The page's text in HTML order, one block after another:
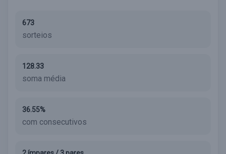
673
sorteios
128.33
soma média
36.55%
com consecutivos